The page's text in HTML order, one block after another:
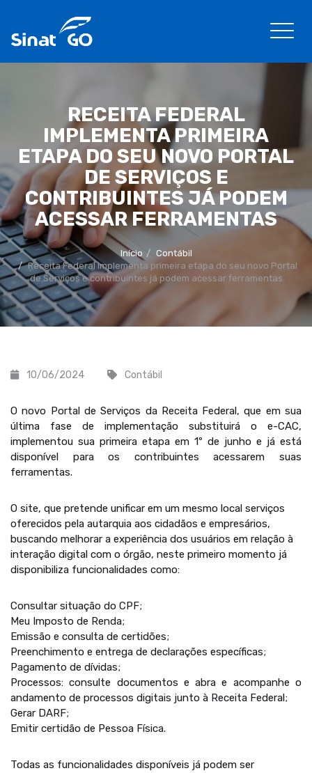
RECEITA FEDERAL
IMPLEMENTA PRIMEIRA
ETAPA DO SEU NOVO PORTAL
DE SERVIÇOS E
CONTRIBUINTES JÁ PODEM
ACESSAR FERRAMENTAS
Início
Contábil
Receita Federal implementa primeira etapa do seu novo Portal
de Serviços e contribuintes já podem acessar ferramentas
10/06/2024 Contábil
O novo Portal de Serviços da Receita Federal, que em sua
última fase de implementação substituirá o e-CAC,
implementou sua primeira etapa em 1º de junho e já está
disponível para os contribuintes acessarem suas
ferramentas.
O site, que pretende unificar em um mesmo local serviços
oferecidos pela autarquia aos cidadãos e empresários,
buscando melhorar a experiência dos usuários em relação à
interação digital com o órgão, neste primeiro momento já
disponibiliza funcionalidades como:
Consultar situação do CPF;
Meu Imposto de Renda;
Emissão e consulta de certidões;
Preenchimento e entrega de declarações específicas;
Pagamento de dívidas;
Processos: consulte documentos e abra e acompanhe o
andamento de processos digitais junto à Receita Federal;
Gerar DARF;
Emitir certidão de Pessoa Física.
Todas as funcionalidades disponíveis já podem ser